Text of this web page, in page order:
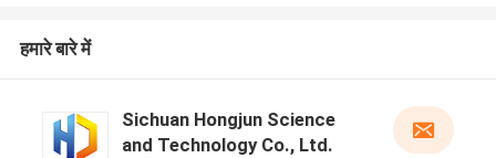
हमारे बारे में
Sichuan Hongjun Science
and Technology Co., Ltd.